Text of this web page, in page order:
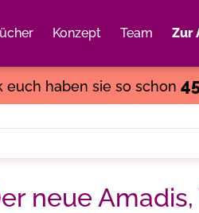
Konzept Team Zur
euch haben sie so schon
neue Amadis,